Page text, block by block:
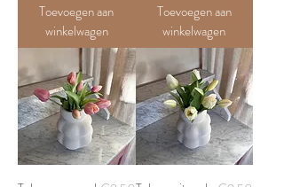
Toevoegen aan
winkelwagen
Toevoegen aan
winkelwagen